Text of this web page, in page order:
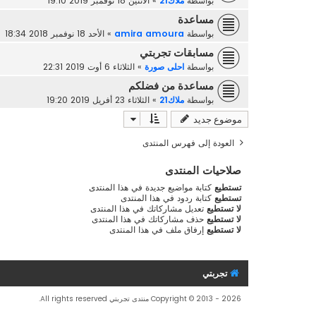
مساعدة
بواسطة amira amoura
» الأحد 18 نوفمبر 2018 18:34
مسابقات تجربتي
بواسطة احلى صورة » الثلاثاء 6 أوت 2019 22:31
مساعدة من فضلكم
بواسطة ملاك21 » الثلاثاء 23 أفريل 2019 19:20
موضوع جديد
العودة إلى فهرس المنتدى
صلاحيات المنتدى
تستطيع كتابة مواضيع جديدة في هذا المنتدى
تستطيع كتابة ردود في هذا المنتدى
لا تستطيع تعديل مشاركاتك في هذا المنتدى
لا تستطيع حذف مشاركاتك في هذا المنتدى
لا تستطيع إرفاق ملف في هذا المنتدى
تجربتي
Copyright © 2013 - 2026 منتدى تجربتي All rights reserved.